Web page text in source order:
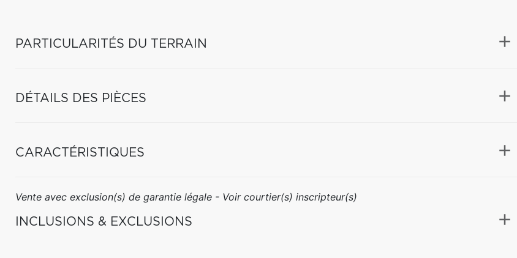
PARTICULARITÉS DU TERRAIN
DÉTAILS DES PIÈCES
CARACTÉRISTIQUES
Vente avec exclusion(s) de garantie légale - Voir courtier(s) inscripteur(s)
INCLUSIONS & EXCLUSIONS